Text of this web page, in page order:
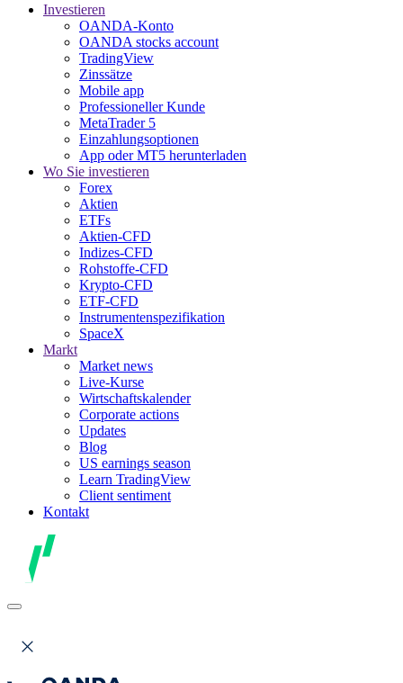
Investieren
OANDA-Konto
OANDA stocks account
TradingView
Zinssätze
Mobile app
Professioneller Kunde
MetaTrader 5
Einzahlungsoptionen
App oder MT5 herunterladen
Wo Sie investieren
Forex
Aktien
ETFs
Aktien-CFD
Indizes-CFD
Rohstoffe-CFD
Krypto-CFD
ETF-CFD
Instrumentenspezifikation
SpaceX
Markt
Market news
Live-Kurse
Wirtschaftskalender
Corporate actions
Updates
Blog
US earnings season
Learn TradingView
Client sentiment
Kontakt